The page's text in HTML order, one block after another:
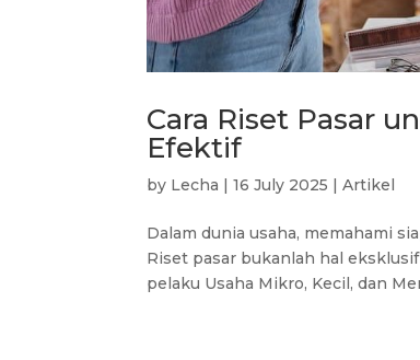
Cara Riset Pasar
Efektif
by Lecha |16 July 2025 |Artikel
Dalam dunia usaha, memahami
Riset pasar bukanlah hal
pelaku Usaha Mikro, Kecil, dan